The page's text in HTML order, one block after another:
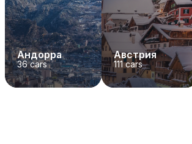
Андорра
36cars
Австрия
111cars